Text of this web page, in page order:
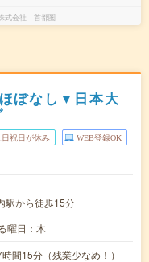
式会社 首都圏
ぼなし▼日本大
日祝日が休み WEB登録OK
駅から徒歩15分
曜日：木
間15分（残業少なめ！）